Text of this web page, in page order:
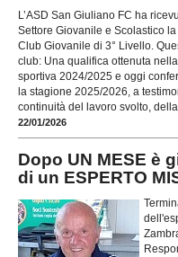
L’ASD San Giuliano FC ha
Settore Giovanile e Scolastico
Club Giovanile di 3° Livello.
club: Una qualifica ottenuta
sportiva 2024/2025 e oggi
la stagione 2025/2026, a
continuità del lavoro svolto,
22/01/2026
Dopo UN MESE è
di un ESPERTO